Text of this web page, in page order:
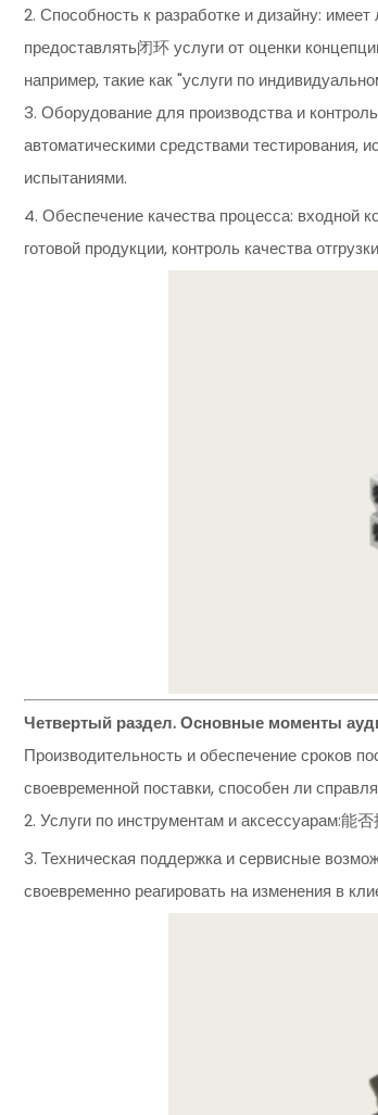
2. Способность к разработке и дизайну:
предоставлять闭环 услуги от оценки
например, такие как "услуги по
3. Оборудование для производства и
автоматическими средствами
испытаниями.
4. Обеспечение качества процесса: входной
готовой продукции, контроль качества
Четвертый раздел. Основные моменты
Производительность и обеспечение сроков
своевременной поставки, способен ли
2. Услуги по инструментам и аксессуарам:能
3. Техническая поддержка и сервисные
своевременно реагировать на изменения в